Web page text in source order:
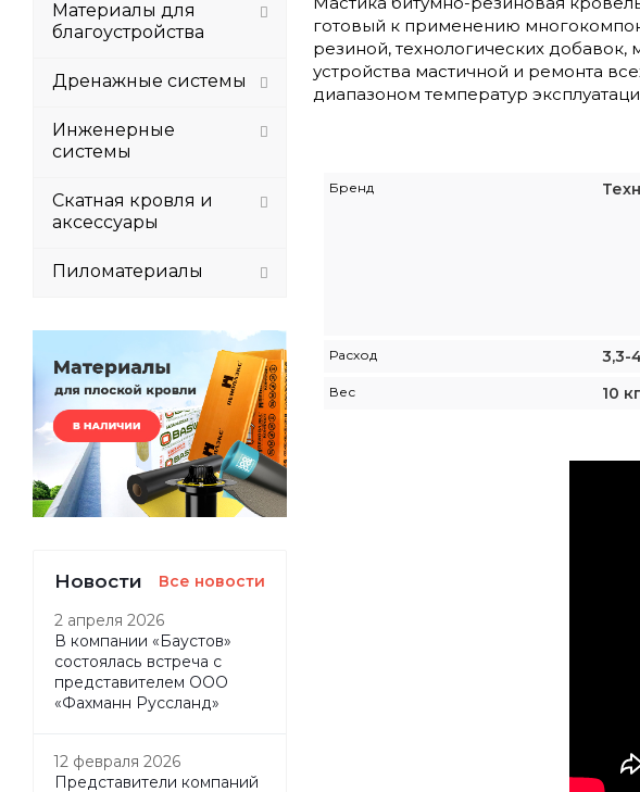
готовый к применению
резиной, технологических
устройства мастичной и ремонта
диапазоном температур
Бренд
Расход 3,3-
Вес 10 кг
Материалы для
благоустройства
Дренажные системы
Инженерные
системы
Скатная кровля и
аксессуары
Пиломатериалы
Новости Все новости
2 апреля 2026
В компании «Баустов»
состоялась встреча с
представителем ООО
«Фахманн Руссланд»
12 февраля 2026
Представители компаний